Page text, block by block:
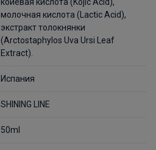
молочная кислота (Lactic Acid),
экстракт толокнянки
(Arctostaphylos Uva Ursi Leaf
Extract).
Испания
SHINING LINE
50ml